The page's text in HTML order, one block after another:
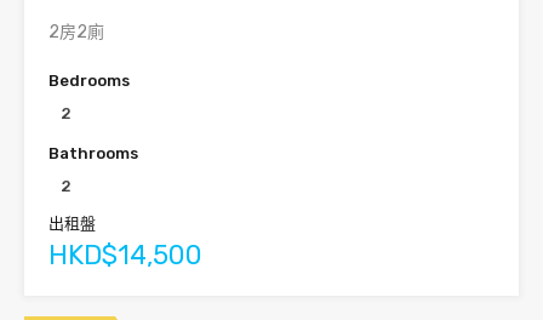
2房2廁
Bedrooms
2
Bathrooms
2
出租盤
HKD$14,500